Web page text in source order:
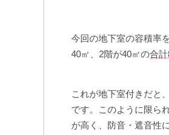
今回の地下室の容積率
40㎡、2階が40㎡の合
これが地下室付きだと
です。このように限ら
が高く、防音・遮音性